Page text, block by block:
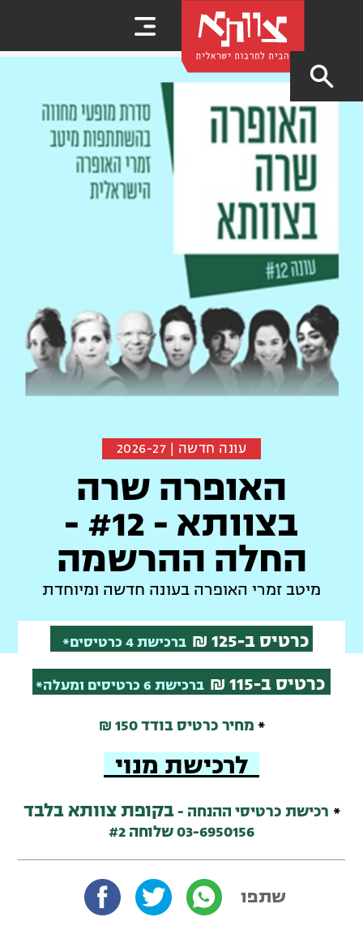
עונה חדשה | 2026-27
האופרה שרה
בצוותא - #12 -
החלה ההרשמה
מיטב זמרי האופרה בעונה חדשה ומיוחדת
כרטיס ב-125 ₪ ברכישת 4 כרטיסים*
כרטיס ב-115 ₪ ברכישת 6 כרטיסים ומעלה*
* מחיר כרטיס בודד 150 ₪
לרכישת מנוי
* רכישת כרטיסי ההנחה -בקופת צוותא בלבד
03-6950156 שלוחה #2
שתפו